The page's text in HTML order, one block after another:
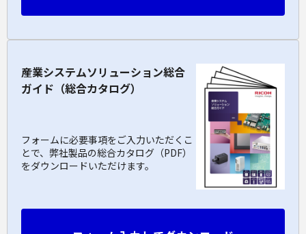
産業システムソリューション総合
ガイド（総合カタログ）
フォームに必要事項をご入力いただくこ
とで、弊社製品の総合カタログ（PDF）
をダウンロードいただけます。